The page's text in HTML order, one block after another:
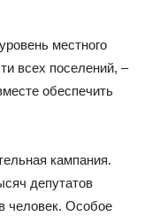
местного
всех поселений, –
обеспечить
кампания.
депутатов
человек. Особое